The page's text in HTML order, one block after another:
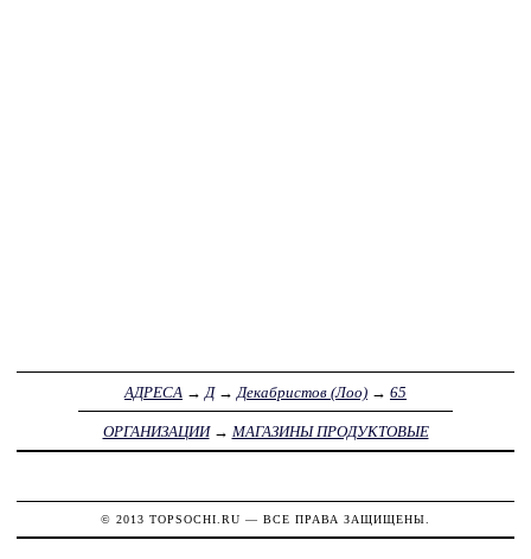
АДРЕСА → Д→ Декабристов (Лоо) → 65
ОРГАНИЗАЦИИ→ МАГАЗИНЫ ПРОДУКТОВЫЕ
© 2013 TOPSOCHI.RU — ВСЕ ПРАВА ЗАЩИЩЕНЫ.